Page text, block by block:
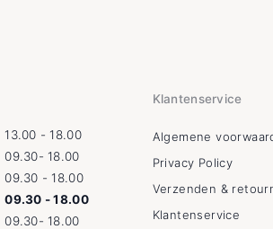
13.00 - 18.00
09.30- 18.00
09.30 - 18.00
09.30 - 18.00
09.30- 18.00
Klantenservice
Algemene
Privacy Policy
Verzenden &
Klantenservice